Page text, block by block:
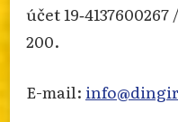
účet
200.
E-mail: